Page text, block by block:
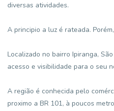
diversas atividades.
A principio a luz é rateada.
Localizado no bairro Ipiranga,
acesso e visibilidade para o seu
A região é conhecida pelo
proximo a BR 101, à poucos